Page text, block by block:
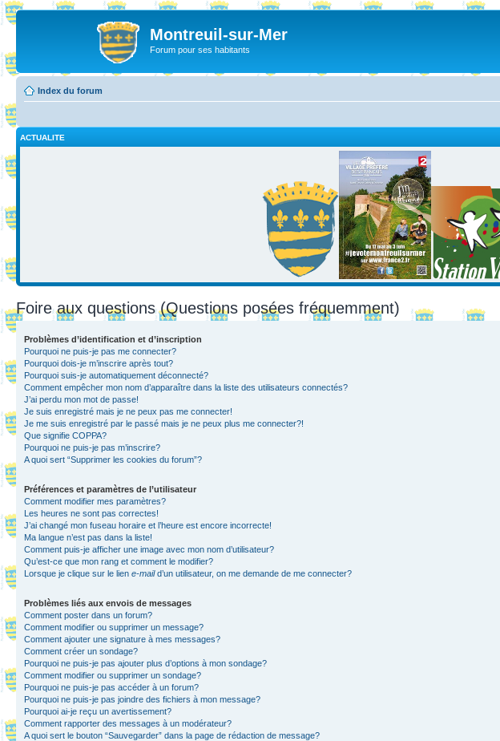
Montreuil-sur-Mer
Forum pour ses habitants
Index du forum
ACTUALITE
Foire aux questions (Questions posées fréquemment)
Problèmes d’identification et d’inscription
Pourquoi ne puis-je pas me connecter?
Pourquoi dois-je m’inscrire après tout?
Pourquoi suis-je automatiquement déconnecté?
Comment empêcher mon nom d’apparaître dans la liste des utilisateurs connectés?
J’ai perdu mon mot de passe!
Je suis enregistré mais je ne peux pas me connecter!
Je me suis enregistré par le passé mais je ne peux plus me connecter?!
Que signifie COPPA?
Pourquoi ne puis-je pas m’inscrire?
A quoi sert “Supprimer les cookies du forum”?
Préférences et paramètres de l’utilisateur
Comment modifier mes paramètres?
Les heures ne sont pas correctes!
J’ai changé mon fuseau horaire et l’heure est encore incorrecte!
Ma langue n’est pas dans la liste!
Comment puis-je afficher une image avec mon nom d’utilisateur?
Qu’est-ce que mon rang et comment le modifier?
Lorsque je clique sur le lien e-maild’un utilisateur, on me demande de me connecter?
Problèmes liés aux envois de messages
Comment poster dans un forum?
Comment modifier ou supprimer un message?
Comment ajouter une signature à mes messages?
Comment créer un sondage?
Pourquoi ne puis-je pas ajouter plus d’options à mon sondage?
Comment modifier ou supprimer un sondage?
Pourquoi ne puis-je pas accéder à un forum?
Pourquoi ne puis-je pas joindre des fichiers à mon message?
Pourquoi ai-je reçu un avertissement?
Comment rapporter des messages à un modérateur?
A quoi sert le bouton “Sauvegarder” dans la page de rédaction de message?